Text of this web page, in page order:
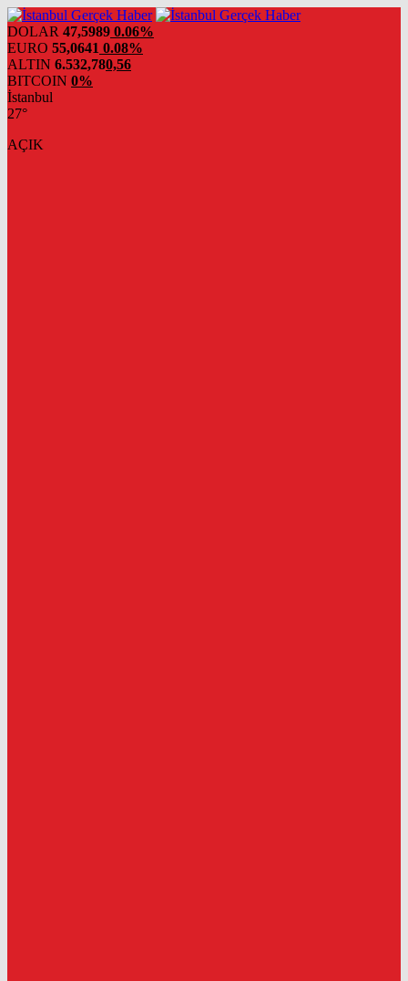
DOLAR 47,5989 0.06%
EURO 55,0641 0.08%
ALTIN 6.532,780,56
BITCOIN 0%
İstanbul
27°
AÇIK